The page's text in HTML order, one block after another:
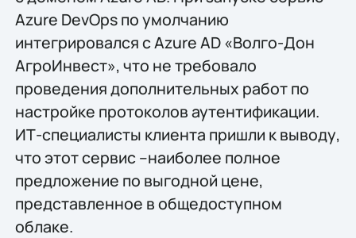
Azure DevOps по умолчанию
интегрировался с Azure AD «Волго-Дон
АгроИнвест», что не требовало
проведения дополнительных работ по
настройке протоколов аутентификации.
ИТ-специалисты клиента пришли к выводу,
что этот сервис –наиболее полное
предложение по выгодной цене,
представленное в общедоступном
облаке.